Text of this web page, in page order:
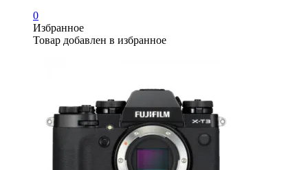
0
Избранное
Товар добавлен в избранное